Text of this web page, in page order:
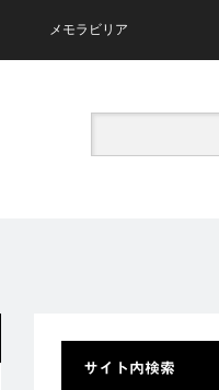
メモラビリア
サイト内検索